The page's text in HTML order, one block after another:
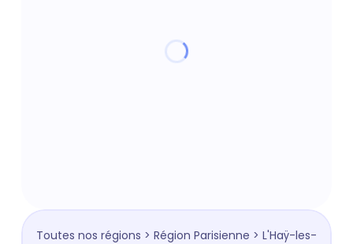
Toutes nos régions > Région Parisienne > L'Haÿ-les-